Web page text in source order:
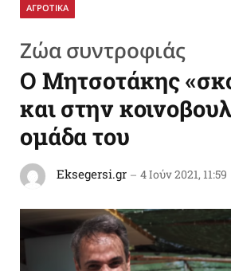
ΑΓΡΟΤΙΚΑ
Ζώα συντροφιάς
Ο Μητσοτάκης
και στην
ομάδα του
Eksegersi.gr 4 Ιούν 2021, 11:59